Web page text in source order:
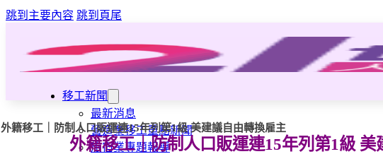
跳到主要內容 跳到頁尾
移工新聞
最新消息
營造業移工重點新聞
旅宿業專題報導
外籍移工｜防制人口販運連15年列第1級 美建議自由轉換雇主
外籍移工｜防制人口販運連15年列第1級 美